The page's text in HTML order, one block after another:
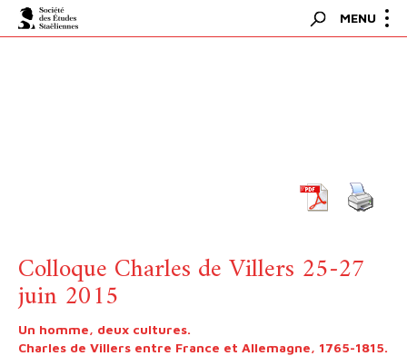
la
MENU
Rechercher:
Colloque Charles de Villers 25-27
juin 2015
Un homme, deux cultures.
Charles de Villers entre France et Allemagne, 1765-1815.
Panneau de gestion des cookies